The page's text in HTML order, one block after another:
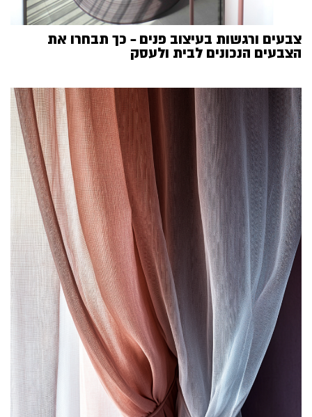
צבעים ורגשות בעיצוב פנים – כך תבחרו את
הצבעים הנכונים לבית ולעסק